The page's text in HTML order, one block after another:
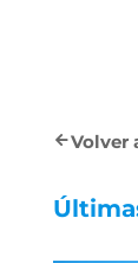
Volver